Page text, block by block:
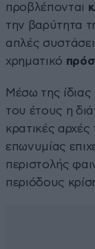
προβλέπονται
την βαρύτητα
απλές
χρηματικό
Μέσω της ίδιας
του έτους η
κρατικές
επωνυμίας
περιστολής
περιόδους